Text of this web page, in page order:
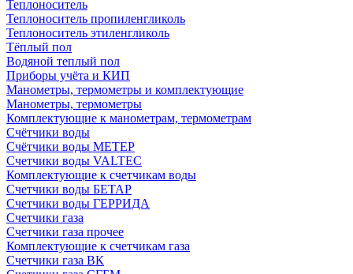
Теплоноситель
Теплоноситель пропиленгликоль
Теплоноситель этиленгликоль
Тёплый пол
Водяной теплый пол
Приборы учёта и КИП
Манометры, термометры и комплектующие
Манометры, термометры
Комплектующие к манометрам, термометрам
Счётчики воды
Счётчики воды МЕТЕР
Счетчики воды VALTEC
Комплектующие к счетчикам воды
Счетчики воды БЕТАР
Счетчики воды ГЕРРИДА
Счетчики газа
Счетчики газа прочее
Комплектующие к счетчикам газа
Счетчики газа ВК